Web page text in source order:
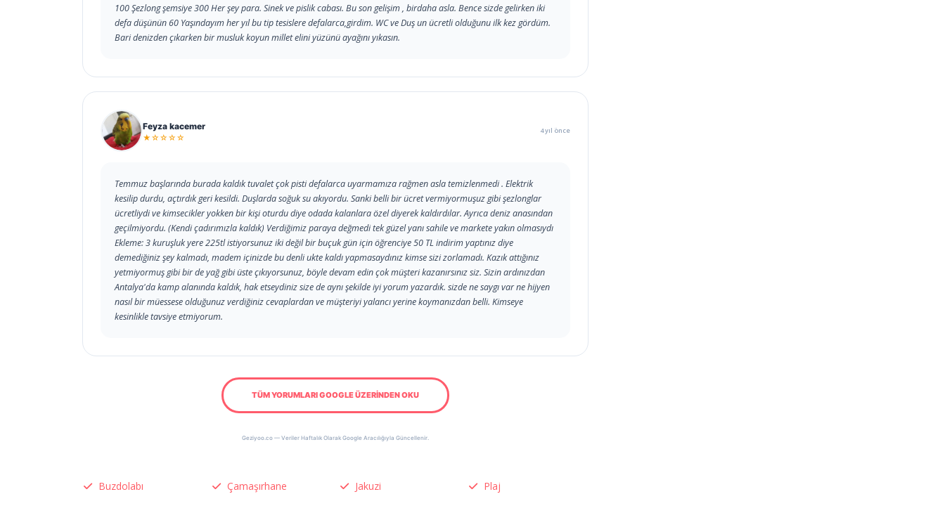
100 Şezlong şemsiye 300 Her şey para. Sinek ve pislik cabası. Bu son gelişim , birdaha asla. Bence sizde gelirken iki
defa düşünün 60 Yaşındayım her yıl bu tip tesislere defalarca,girdim. WC ve Duş un ücretli olduğunu ilk kez gördüm.
Bari denizden çıkarken bir musluk koyun millet elini yüzünü ayağını yıkasın.
Feyza kacemer
★☆☆☆☆
4 yıl önce
Temmuz başlarında burada kaldık tuvalet çok pisti defalarca uyarmamıza rağmen asla temizlenmedi . Elektrik
kesilip durdu, açtırdık geri kesildi. Duşlarda soğuk su akıyordu. Sanki belli bir ücret vermiyormuşuz gibi şezlonglar
ücretliydi ve kimsecikler yokken bir kişi oturdu diye odada kalanlara özel diyerek kaldırdılar. Ayrıca deniz anasından
geçilmiyordu. (Kendi çadırımızla kaldık) Verdiğimiz paraya değmedi tek güzel yanı sahile ve markete yakın olmasıydı
Ekleme: 3 kuruşluk yere 225tl istiyorsunuz iki değil bir buçuk gün için öğrenciye 50 TL indirim yaptınız diye
demediğiniz şey kalmadı, madem içinizde bu denli ukte kaldı yapmasaydınız kimse sizi zorlamadı. Kazık attığınız
yetmiyormuş gibi bir de yağ gibi üste çıkıyorsunuz, böyle devam edin çok müşteri kazanırsınız siz. Sizin ardınızdan
Antalya'da kamp alanında kaldık, hak etseydiniz size de aynı şekilde iyi yorum yazardık. sizde ne saygı var ne hijyen
nasıl bir müessese olduğunuz verdiğiniz cevaplardan ve müşteriyi yalancı yerine koymanızdan belli. Kimseye
kesinlikle tavsiye etmiyorum.
TÜM YORUMLARI GOOGLE ÜZERİNDEN OKU
Geziyoo.co — Veriler Haftalık Olarak Google Aracılığıyla Güncellenir.
Buzdolabı Çamaşırhane Jakuzi Plaj